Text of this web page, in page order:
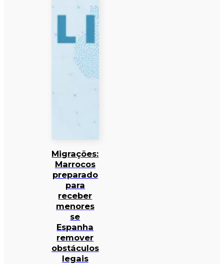
Migrações:
Marrocos
preparado
para
receber
menores
se
Espanha
remover
obstáculos
legais